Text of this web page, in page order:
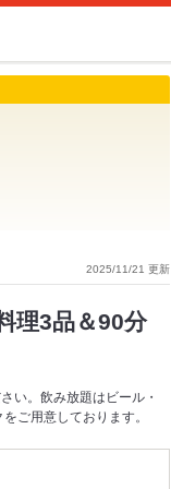
2025/11/21 更新
理3品＆90分
い。飲み放題はビール・
ご用意しております。